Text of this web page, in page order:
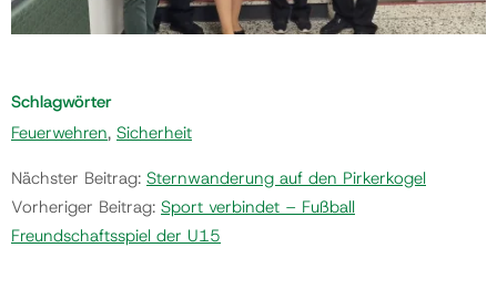
Schlagwörter
Feuerwehren, Sicherheit
Nächster Beitrag: Sternwanderung auf den Pirkerkogel
Vorheriger Beitrag: Sport verbindet – Fußball
Freundschaftsspiel der U15